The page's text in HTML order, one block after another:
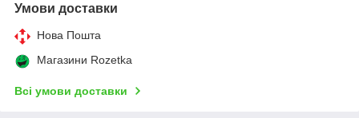
Умови доставки
Нова Пошта
Магазини Rozetka
Всі умови доставки